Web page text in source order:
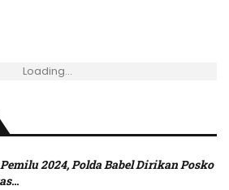
Loading...
2024, Polda Babel Dirikan Posko
…